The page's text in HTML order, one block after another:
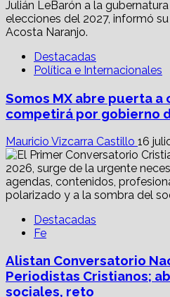
Destacadas
Política e Internacionales
Somos MX abre puerta
competirá por gobierno
Mauricio Vizcarra Castillo 16
Destacadas
Fe
Alistan Conversatorio
Periodistas Cristianos;
sociales, reto